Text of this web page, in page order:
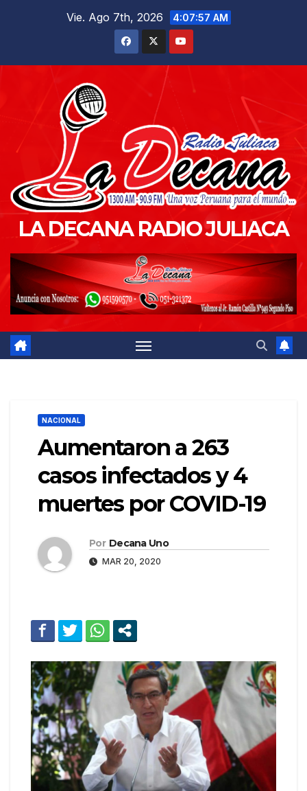
Vie. Ago 7th, 2026 4:07:58 AM
LA DECANA RADIO JULIACA
NACIONAL
Aumentaron a 263
casos infectados y 4
muertes por COVID-19
Por Decana Uno
MAR 20, 2020